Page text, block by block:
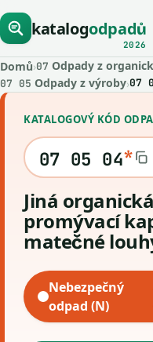
katalogodpadů
2026
Domů›07 Odpady z
07 05 Odpady z výroby›07
KATALOGOVÝ KÓD
07 05 04*
Jiná organická rozpouštědla,
promývací
matečné
Nebezpečný
odpad (N)